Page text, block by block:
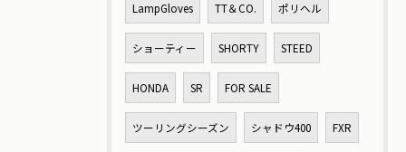
LampGloves TT＆CO. ポリヘル
ショーティー SHORTY STEED
HONDA SR FOR SALE
ツーリングシーズン シャドウ400 FXR